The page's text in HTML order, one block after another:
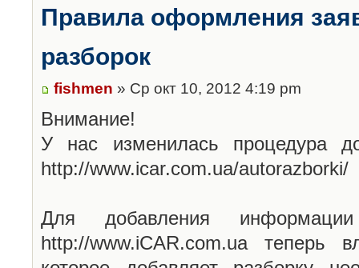
Правила оформления
разборок
fishmen » Ср окт 10, 2012 4:19 pm
Внимание!
У нас изменилась процедура
http://www.icar.com.ua/autorazborki/
Для добавления
http://www.iCAR.com.ua теперь